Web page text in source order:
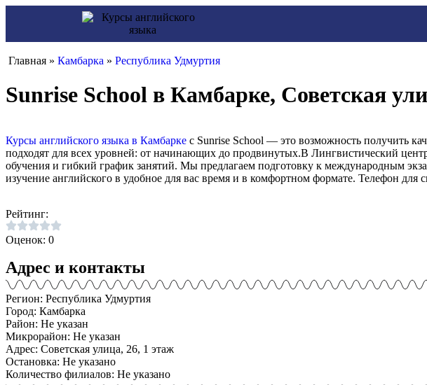
Главная » Камбарка » Республика Удмуртия
Sunrise School в Камбарке, Советская
Курсы английского языка в Камбарке с Sunrise School — это возможность получить
подходят для всех уровней: от начинающих до продвинутых.В Лингвистический
обучения и гибкий график занятий. Мы предлагаем подготовку к международным
изучение английского в удобное для вас время и в комфортном формате. Телефон для
Рейтинг:
Оценок: 0
Адрес и контакты
Регион: Республика Удмуртия
Город: Камбарка
Район: Не указан
Микрорайон: Не указан
Адрес: Советская улица, 26, 1 этаж
Остановка: Не указано
Количество филиалов: Не указано